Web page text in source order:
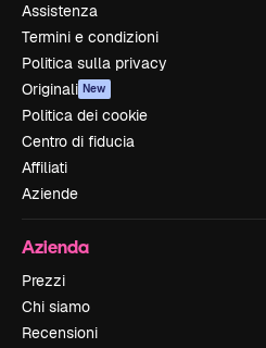
Assistenza
Termini e condizioni
Politica sulla privacy
Originali New
Politica dei cookie
Centro di fiducia
Affiliati
Aziende
Azienda
Prezzi
Chi siamo
Recensioni